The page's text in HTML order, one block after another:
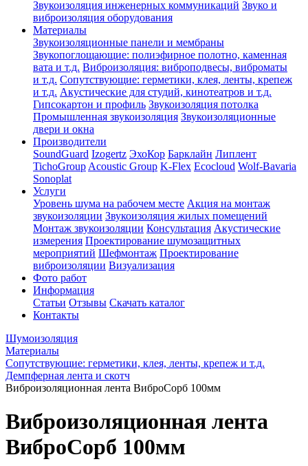
Звукоизоляция инженерных коммуникаций Звуко и
виброизоляция оборудования
Материалы
Звукоизоляционные панели и мембраны
Звукопоглощающие: полиэфирное полотно, каменная
вата и т.д. Виброизоляция: виброподвесы, виброматы
и т.д. Сопутствующие: герметики, клея, ленты, крепеж
и т.д. Акустические для студий, кинотеатров и т.д.
Гипсокартон и профиль Звукоизоляция потолка
Промышленная звукоизоляция Звукоизоляционные
двери и окна
Производители
SoundGuard Izogertz ЭхоКор Барклайн Липлент
TichoGroup Acoustic Group K-Flex Ecocloud Wolf-Bavaria
Sonoplat
Услуги
Уровень шума на рабочем месте Акция на монтаж
звукоизоляции Звукоизоляция жилых помещений
Монтаж звукоизоляции Консультация Акустические
измерения Проектирование шумозащитных
мероприятий Шефмонтаж Проектирование
виброизоляции Визуализация
Фото работ
Информация
Статьи Отзывы Скачать каталог
Контакты
Шумоизоляция
Материалы
Сопутствующие: герметики, клея, ленты, крепеж и т.д.
Демпферная лента и скотч
Виброизоляционная лента ВиброСорб 100мм
Виброизоляционная лента
ВиброСорб 100мм